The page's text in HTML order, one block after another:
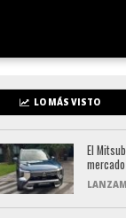
LO MÁS VISTO
El